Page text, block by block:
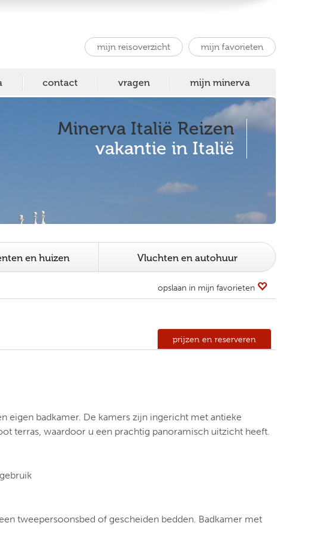
mijn reisoverzicht mijn favorieten
contact vragen mijn minerva
Minerva Italië Reizen
vakantie in Italië
en huizen Vluchten en autohuur
opslaan in mijn favorieten
prijzen en reserveren
eigen badkamer. De kamers zijn ingericht met antieke
terras, waardoor u een prachtig panoramisch uitzicht heeft.
tweepersoonsbed of gescheiden bedden. Badkamer met